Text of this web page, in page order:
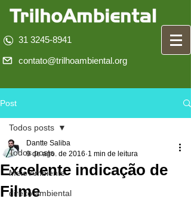
31 3245-8941
contato@trilhoambiental.org
Post
Todos posts
Meio Ambiente
direito ambiental
Todos posts
Excelente indicação de
Filme
Dantte Saliba
9 de ago. de 2016 1 min de leitura